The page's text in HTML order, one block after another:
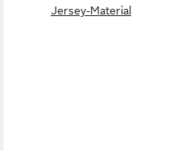
Jersey-Material